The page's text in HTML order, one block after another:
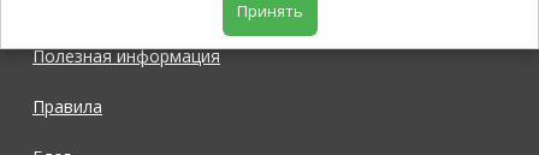
Полезная информация
Правила
Принять